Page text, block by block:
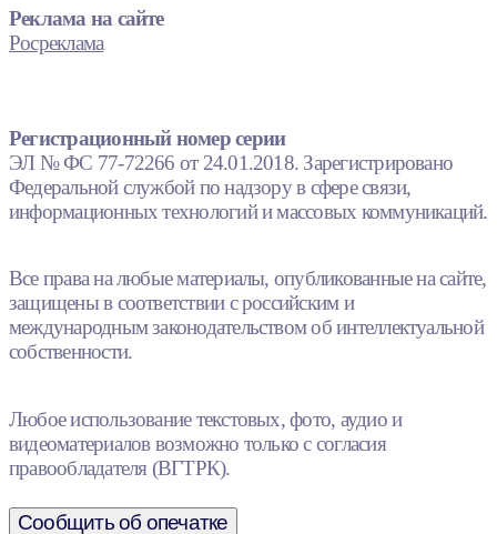
Реклама на сайте
Росреклама
Регистрационный номер серии
ЭЛ № ФС 77-72266 от 24.01.2018. Зарегистрировано
Федеральной службой по надзору в сфере связи,
информационных технологий и массовых коммуникаций.
Все права на любые материалы, опубликованные на сайте,
защищены в соответствии с российским и
международным законодательством об интеллектуальной
собственности.
Любое использование текстовых, фото, аудио и
видеоматериалов возможно только с согласия
правообладателя (ВГТРК).
Сообщить об опечатке